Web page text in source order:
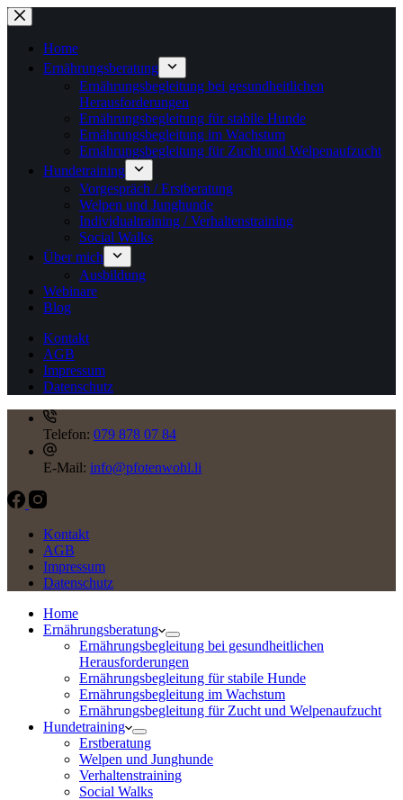
Zum
Inhalt
springenHome
Ernährungsberatung
Ernährungsbegleitung bei gesundheitlichen
Herausforderungen
Ernährungsbegleitung für stabile Hunde
Ernährungsbegleitung im Wachstum
Ernährungsbegleitung für Zucht und Welpenaufzucht
Hundetraining
Vorgespräch / Erstberatung
Welpen und Junghunde
Individualtraining / Verhaltenstraining
Social Walks
Über mich
Ausbildung
Webinare
Blog
Kontakt
AGB
Impressum
Datenschutz
Telefon: 079 878 07 84
E-Mail: info@pfotenwohl.li
Kontakt
AGB
Impressum
Datenschutz
Home
Ernährungsberatung
Ernährungsbegleitung bei gesundheitlichen
Herausforderungen
Ernährungsbegleitung für stabile Hunde
Ernährungsbegleitung im Wachstum
Ernährungsbegleitung für Zucht und Welpenaufzucht
Hundetraining
Erstberatung
Welpen und Junghunde
Verhaltenstraining
Social Walks